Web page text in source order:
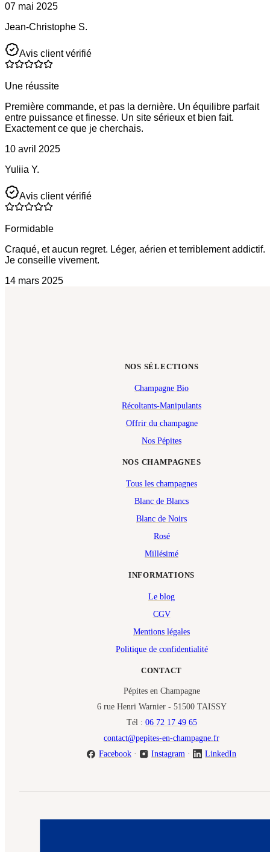
07 mai 2025
Jean-Christophe S.
Avis client vérifié
Une réussite
Première commande, et pas la dernière. Un équilibre parfait
entre puissance et finesse. Un site sérieux et bien fait.
Exactement ce que je cherchais.
10 avril 2025
Yuliia Y.
Avis client vérifié
Formidable
Craqué, et aucun regret. Léger, aérien et terriblement addictif.
Je conseille vivement.
14 mars 2025
NOS CHAMPAGNES
Tous les champagnes
Blanc de Blancs
Blanc de Noirs
Rosé
Millésimé
NOS SÉLECTIONS
Champagne Bio
Récoltants-Manipulants
Offrir du champagne
Nos Pépites
INFORMATIONS
Le blog
CGV
Mentions légales
Politique de confidentialité
CONTACT
Pépites en Champagne
6 rue Henri Warnier - 51500 TAISSY
Tél : 06 72 17 49 65
contact@pepites-en-champagne.fr
Facebook· Instagram · LinkedIn